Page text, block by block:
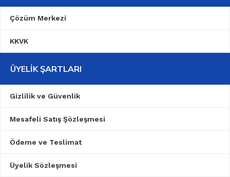
Çözüm Merkezi
KKVK
ÜYELIK ŞARTLARI
Gizlilik ve Güvenlik
Mesafeli Satış Şözleşmesi
Ödeme ve Teslimat
Üyelik Sözleşmesi